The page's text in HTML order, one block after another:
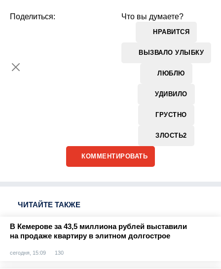
Что вы думаете?
НРАВИТСЯ
ВЫЗВАЛО УЛЫБКУ
ЛЮБЛЮ
УДИВИЛО
ГРУСТНО
ЗЛОСТЬ2
Поделиться:
КОММЕНТИРОВАТЬ
ЧИТАЙТЕ ТАКЖЕ
В Кемерове за 43,5 миллиона рублей выставили
на продаже квартиру в элитном долгострое
сегодня, 15:09 130